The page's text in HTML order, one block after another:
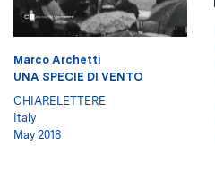
Marco Archetti
UNA SPECIE DI VENTO
CHIARELETTERE
Italy
May 2018